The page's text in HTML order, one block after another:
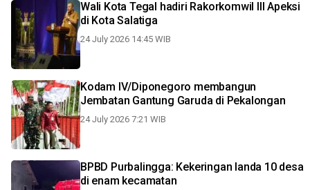
Wali Kota Tegal hadiri Rakorkomwil III Apeksi
di Kota Salatiga
24 July 2026 14:45 WIB
Kodam IV/Diponegoro membangun
Jembatan Gantung Garuda di Pekalongan
24 July 2026 7:21 WIB
BPBD Purbalingga: Kekeringan landa 10 desa
di enam kecamatan